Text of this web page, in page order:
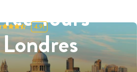
Tours
Londres
4.91